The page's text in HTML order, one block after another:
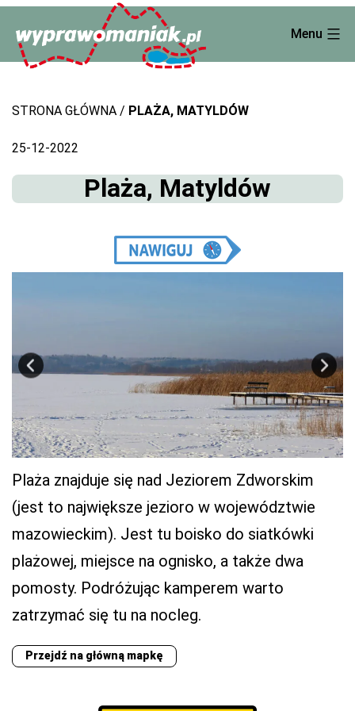
content
Menu
STRONA GŁÓWNA PLAŻA, MATYLDÓW
25-12-2022
Plaża, Matyldów
Plaża znajduje się nad Jeziorem Zdworskim
(jest to największe jezioro w województwie
mazowieckim). Jest tu boisko do siatkówki
plażowej, miejsce na ognisko, a także dwa
pomosty. Podróżując kamperem warto
zatrzymać się tu na nocleg.
Przejdź na główną mapkę